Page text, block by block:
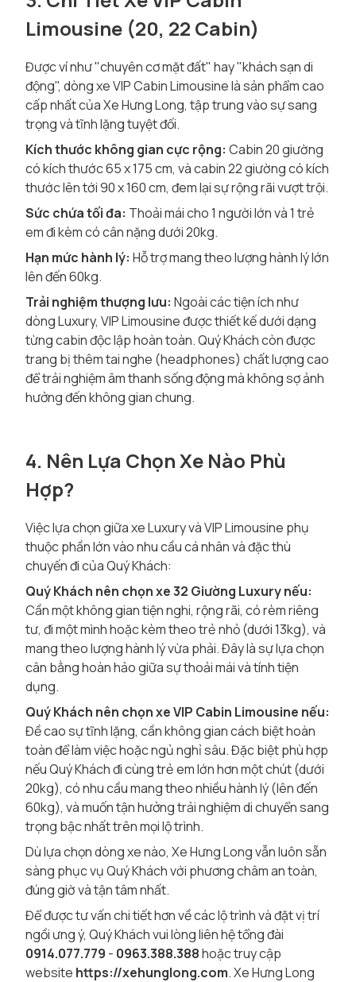
Limousine (20, 22 Cabin)
Được ví như "chuyên cơ mặt đất" hay "khách sạn di
động", dòng xe VIP Cabin Limousine là sản phẩm cao
cấp nhất của Xe Hưng Long, tập trung vào sự sang
trọng và tĩnh lặng tuyệt đối.
Kích thước không gian cực rộng: Cabin 20 giường
có kích thước 65 x 175 cm, và cabin 22 giường có kích
thước lên tới 90 x 160 cm, đem lại sự rộng rãi vượt trội.
Sức chứa tối đa: Thoải mái cho 1 người lớn và 1 trẻ
em đi kèm có cân nặng dưới 20kg.
Hạn mức hành lý: Hỗ trợ mang theo lượng hành lý lớn
lên đến 60kg.
Trải nghiệm thượng lưu: Ngoài các tiện ích như
dòng Luxury, VIP Limousine được thiết kế dưới dạng
từng cabin độc lập hoàn toàn. Quý Khách còn được
trang bị thêm tai nghe (headphones) chất lượng cao
để trải nghiệm âm thanh sống động mà không sợ ảnh
hưởng đến không gian chung.
4. Nên Lựa Chọn Xe Nào Phù
Hợp?
Việc lựa chọn giữa xe Luxury và VIP Limousine phụ
thuộc phần lớn vào nhu cầu cá nhân và đặc thù
chuyến đi của Quý Khách:
Quý Khách nên chọn xe 32 Giường Luxury nếu:
Cần một không gian tiện nghi, rộng rãi, có rèm riêng
tư, đi một mình hoặc kèm theo trẻ nhỏ (dưới 13kg), và
mang theo lượng hành lý vừa phải. Đây là sự lựa chọn
cân bằng hoàn hảo giữa sự thoải mái và tính tiện
dụng.
Quý Khách nên chọn xe VIP Cabin Limousine nếu:
Đề cao sự tĩnh lặng, cần không gian cách biệt hoàn
toàn để làm việc hoặc ngủ nghỉ sâu. Đặc biệt phù hợp
nếu Quý Khách đi cùng trẻ em lớn hơn một chút (dưới
20kg), có nhu cầu mang theo nhiều hành lý (lên đến
60kg), và muốn tận hưởng trải nghiệm di chuyển sang
trọng bậc nhất trên mọi lộ trình.
Dù lựa chọn dòng xe nào, Xe Hưng Long vẫn luôn sẵn
sàng phục vụ Quý Khách với phương châm an toàn,
đúng giờ và tận tâm nhất.
Để được tư vấn chi tiết hơn về các lộ trình và đặt vị trí
ngồi ưng ý, Quý Khách vui lòng liên hệ tổng đài
0914.077.779 - 0963.388.388hoặc truy cập
website https://xehunglong.com. Xe Hưng Long